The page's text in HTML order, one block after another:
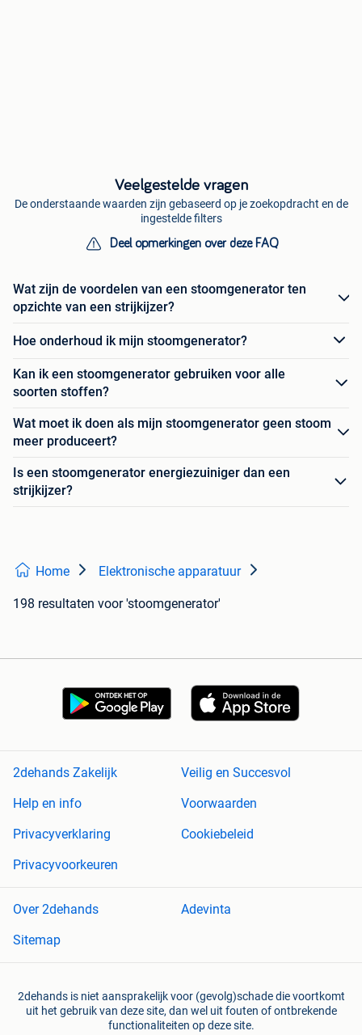
Veelgestelde vragen
De onderstaande waarden zijn gebaseerd op je zoekopdracht en de
ingestelde filters
Deel opmerkingen over deze FAQ
Wat zijn de voordelen van een stoomgenerator ten
opzichte van een strijkijzer?
Hoe onderhoud ik mijn stoomgenerator?
Kan ik een stoomgenerator gebruiken voor alle
soorten stoffen?
Wat moet ik doen als mijn stoomgenerator geen stoom
meer produceert?
Is een stoomgenerator energiezuiniger dan een
strijkijzer?
Home Elektronische apparatuur
198 resultaten voor 'stoomgenerator'
2dehands Zakelijk
Veilig en Succesvol
Help en info
Voorwaarden
Privacyverklaring
Cookiebeleid
Privacyvoorkeuren
Over 2dehands
Adevinta
Sitemap
2dehands is niet aansprakelijk voor (gevolg)schade die voortkomt
uit het gebruik van deze site, dan wel uit fouten of ontbrekende
functionaliteiten op deze site.